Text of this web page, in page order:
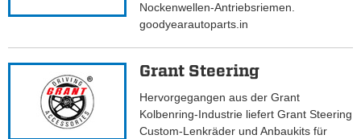
Nockenwellen-Antriebsriemen.
goodyearautoparts.in
Grant Steering
Hervorgegangen aus der Grant
Kolbenring-Industrie liefert Grant Steering
Custom-Lenkräder und Anbaukits für